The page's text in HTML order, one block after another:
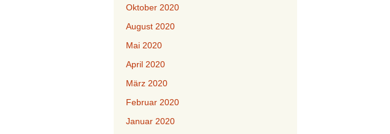
Oktober 2020
August 2020
Mai 2020
April 2020
März 2020
Februar 2020
Januar 2020